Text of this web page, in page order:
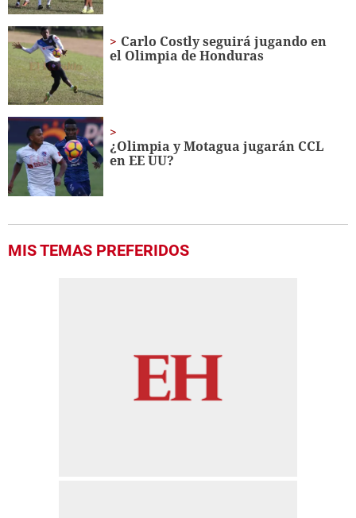
Carlo Costly seguirá jugando en
el Olimpia de Honduras
¿Olimpia y Motagua jugarán CCL
en EE UU?
MIS TEMAS PREFERIDOS